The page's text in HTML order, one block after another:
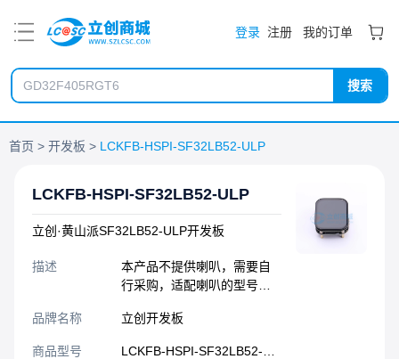
登录 注册 我的订单
搜索
首页 开发板 LCKFB-HSPI-SF32LB52-ULP
LCKFB-HSPI-SF32LB52-ULP
立创·黄山派SF32LB52-ULP开发板
描述
本产品不提供喇叭，需要自
行采购，适配喇叭的型号：
品牌名称
立创开发板
商品型号